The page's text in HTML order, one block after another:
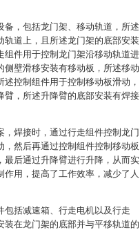
备，包括龙门架、移动轨道，所述
轨道上，且所述龙门架的底部安装
组件用于控制龙门架沿移动轨道进
侧壁滑移安装有移动板，所述移动
控制组件用于控制移动板滑动，
臂，所述升降臂的底部安装有焊接
，焊接时，通过行走组件控制龙门
，然后再通过控制组件控制移动板
最后通过升降臂进行升降，从而实
作用，提高了工作效率，减少了人
包括减速箱、行走电机以及行走
装在龙门架的底部并与平移轨道的